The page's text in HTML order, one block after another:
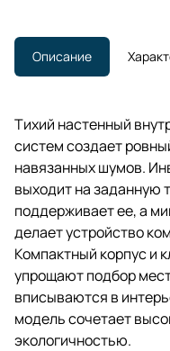
Описание
Тихий настенный
систем создает
навязанных шумов.
выходит на заданную
поддерживает ее, а
делает устройство
Компактный корпус и
упрощают подбор
вписываются в
модель сочетает
экологичностью.